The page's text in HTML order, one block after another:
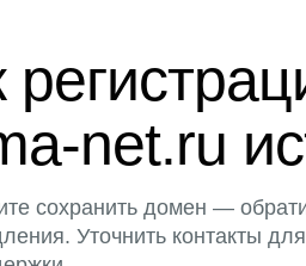
net.ru
сохранить домен —
Уточнить контакты